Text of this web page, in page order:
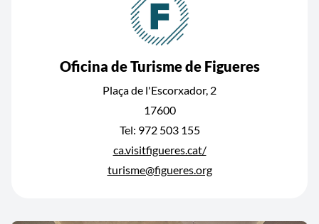
Oficina de Turisme de Figueres
Plaça de l'Escorxador, 2
17600
Tel: 972 503 155
ca.visitfigueres.cat/
turisme@figueres.org